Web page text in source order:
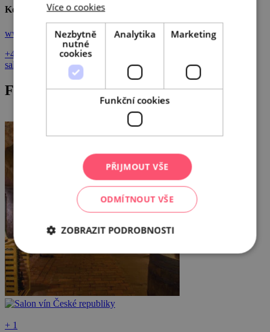
Kontakty
www.salonvin.cz
+420 519 352 744
salonvin@vinarskecentrum.cz
Fotogalerie
+ 1
Více o cookies
Nezbytně
nutné
cookies
Analytika Marketing
Funkční cookies
PŘIJMOUT VŠE
ODMÍTNOUT VŠE
ZOBRAZIT PODROBNOSTI